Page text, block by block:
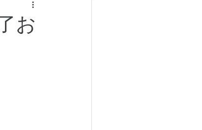
お